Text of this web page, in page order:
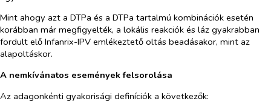
Mint ahogy azt a DTPa és a DTPa tartalmú kombinációk esetén
korábban már megfigyelték, a lokális reakciók és láz gyakrabban
fordult elő Infanrix-IPV emlékeztető oltás beadásakor, mint az
alapoltáskor.
A nemkívánatos események felsorolása
Az adagonkénti gyakorisági definíciók a következők: